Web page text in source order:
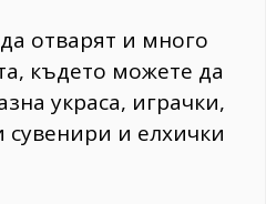
отварят и много
където можете да
украса, играчки,
и елхички